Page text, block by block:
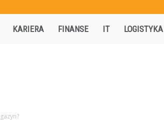
KARIERA FINANSE IT LOGISTYKA